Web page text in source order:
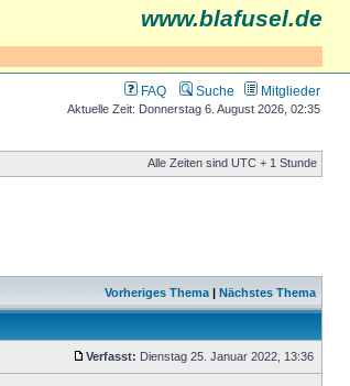
www.blafusel.de
FAQ Suche Mitglieder
Aktuelle Zeit: Donnerstag 6. August 2026, 02:35
Alle Zeiten sind UTC + 1 Stunde
Vorheriges Thema | Nächstes Thema
Verfasst: Dienstag 25. Januar 2022, 13:36